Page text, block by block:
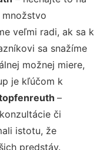
množstvo
veľmi radi, ak sa k
sa snažíme
možnej miere,
je kľúčom k
–
či
istotu, že
predstáv.